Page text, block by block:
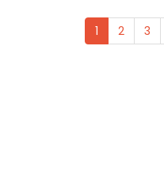
1 2 3